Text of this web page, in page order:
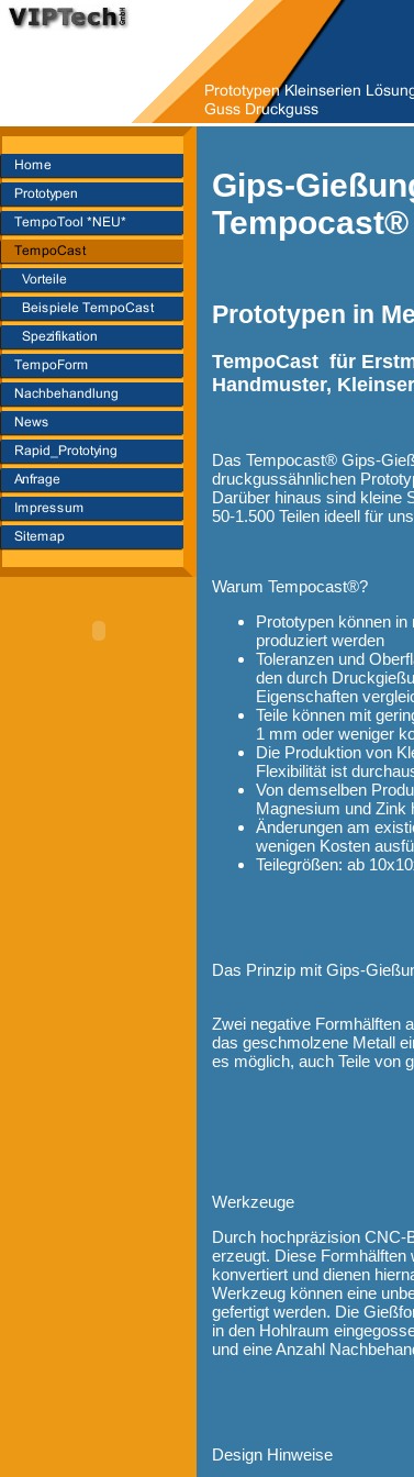
Gips-
Prototypen in
TempoCast für
Handmuster,
Das Tempocast® Gips-
druckgussähnlichen
Darüber hinaus sind kleine
50-1.500 Teilen ideell für
Warum Tempocast®?
Prototypen können in
produziert werden
Toleranzen und
den durch
Eigenschaften
Teile können mit
1 mm oder weniger
Die Produktion von
Flexibilität ist
Von demselben
Magnesium und Zink
Änderungen am
wenigen Kosten
Teilegrößen: ab
Das Prinzip mit Gips-
Zwei negative Formhälften
das geschmolzene Metall
es möglich, auch Teile von
Werkzeuge
Durch hochpräzision CNC-
erzeugt. Diese
konvertiert und dienen
Werkzeug können eine
gefertigt werden. Die
in den Hohlraum
und eine Anzahl
Design Hinweise